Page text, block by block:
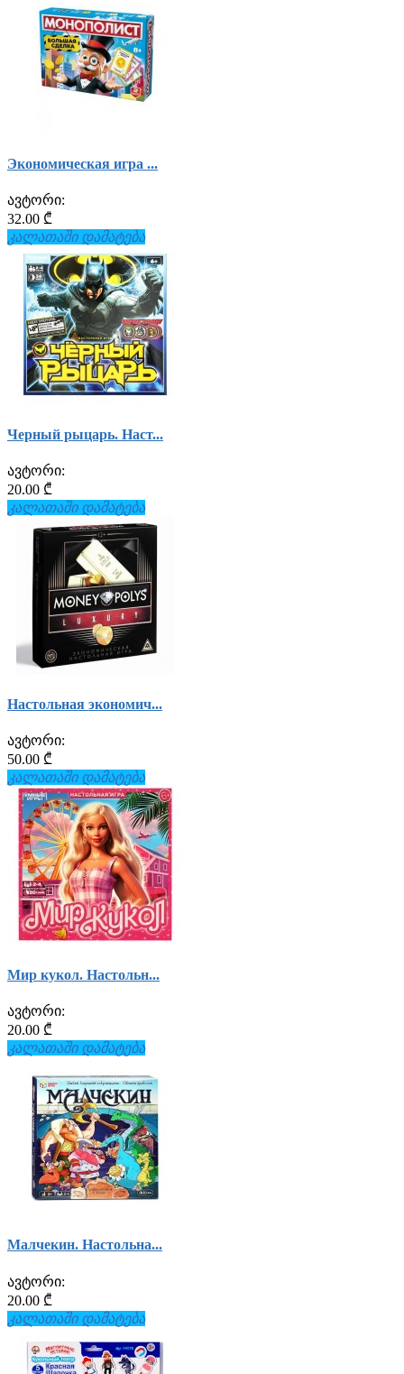
Экономическая игра ...
ავტორი:
32.00 ₾
კალათაში დამატება
Черный рыцарь. Наст...
ავტორი:
20.00 ₾
კალათაში დამატება
Настольная экономич...
ავტორი:
50.00 ₾
კალათაში დამატება
Мир кукол. Настольн...
ავტორი:
20.00 ₾
კალათაში დამატება
Малчекин. Настольна...
ავტორი:
20.00 ₾
კალათაში დამატება